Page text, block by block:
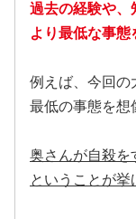
過去の経験や、
より最低な事態
例えば、今回の
最低の事態を想
奥さんが自殺を
ということが挙